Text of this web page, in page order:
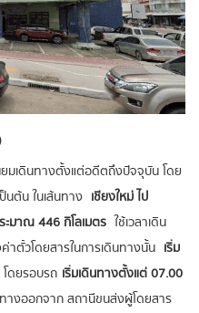
มเดินทางตั้งแต่อดีตถึงปัจจุบัน โดย
ป็นต้น ในเส้นทาง เชียงใหม่ ไป
ะมาณ 446 กิโลเมตร ใช้เวลาเดิน
าตั๋วโดยสารในการเดินทางนั้น เริ่ม
โดยรอบรถ เริ่มเดินทางตั้งแต่ 07.00
างออกจาก สถานีขนส่งผู้โดยสาร